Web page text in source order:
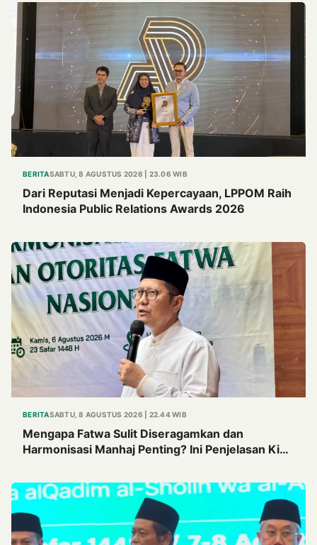
BERITASABTU, 8 AGUSTUS 2026 | 23.06 WIB
Dari Reputasi Menjadi Kepercayaan, LPPOM Raih
Indonesia Public Relations Awards 2026
BERITASABTU, 8 AGUSTUS 2026 | 22.44 WIB
Mengapa Fatwa Sulit Diseragamkan dan
Harmonisasi Manhaj Penting? Ini Penjelasan Kiai